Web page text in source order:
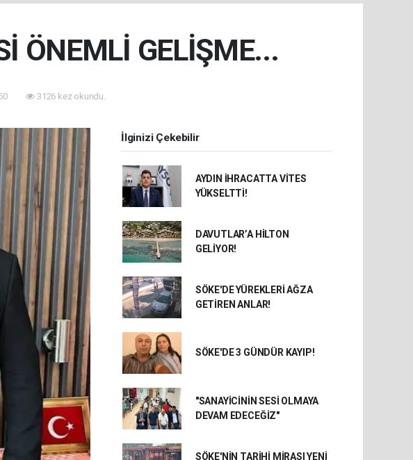
ÖNEMLİ GELİŞME...
3126 kez okundu.
İlginizi Çekebilir
AYDIN İHRACATTA VİTES
YÜKSELTTİ!
DAVUTLAR’A HİLTON
GELİYOR!
SÖKE'DE YÜREKLERİ AĞZA
GETİREN ANLAR!
SÖKE'DE 3 GÜNDÜR KAYIP!
"SANAYİCİNİN SESİ OLMAYA
DEVAM EDECEĞİZ"
SÖKE'NİN TARİHİ MİRASI YENİ